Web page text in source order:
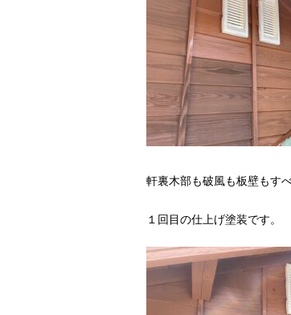
軒裏木部も破風も板壁もす
１回目の仕上げ塗装です。